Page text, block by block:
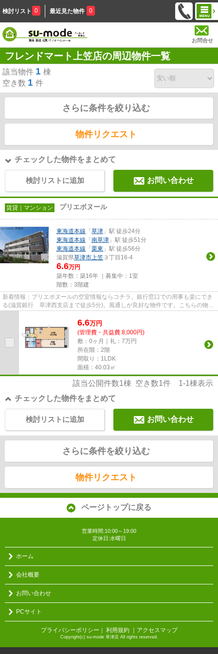
検討リスト 0 最近見た物件 0
お問合せ
フレンドマート上笠店の周辺物件一覧
該当物件 1 棟
空き数 1 件
さらに条件を絞り込む
物件リクエスト
チェックした物件をまとめて
検討リストに追加 お問い合わせ
賃貸｜マンション プリエボヌール
東海道本線 「 草津 」駅 徒歩24分
東海道本線 「 南草津 」駅 徒歩51分
東海道本線 「 栗東 」駅 徒歩56分
滋賀県草津市上笠 ３丁目16-4
6.6万円
築年数：築16年 ｜募集中： 1室
階数：3階建
新着情報：プリエボヌールの空室情報ならコチラ。銀行窓口での用事も楽にでき
る(滋賀銀行 草津西支店まで徒歩5分)。風通しが良好な物件です。こちらの物件
6.6万円
(管理費・共益費 8,000円)
敷：0ヶ月｜礼：7万円
所在階：2階
間取り：1LDK
面積：40.03㎡
該当公開件数1棟 空き数1件 1-1棟表示
チェックした物件をまとめて
お問い合わせ
検討リストに追加
さらに条件を絞り込む
物件リクエスト
ページトップに戻る
営業時間:10:00～19:00
定休日:水曜日
ホーム
会社概要
お問い合わせ
PCサイト
プライバシーポリシー ｜ 利用規約 ｜アクセスマップ
Copyright(c) su-mode 草津店 All rights reserved.